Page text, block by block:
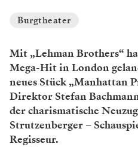
Burgtheater
Mit „Lehman Brothers“
Mega-Hit in London
neues Stück „Manhattan
Direktor Stefan
der charismatische
Strutzenberger –
Regisseur.